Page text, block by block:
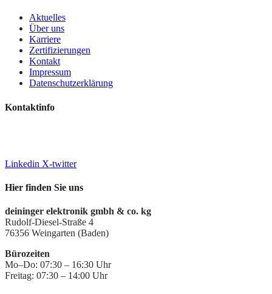
Aktuelles
Über uns
Karriere
Zertifizierungen
Kontakt
Impressum
Datenschutzerklärung
Kontaktinfo
Linkedin X-twitter
Hier finden Sie uns
deininger elektronik gmbh & co. kg
Rudolf-Diesel-Straße 4
76356 Weingarten (Baden)
Bürozeiten
Mo–Do: 07:30 – 16:30 Uhr
Freitag: 07:30 – 14:00 Uhr